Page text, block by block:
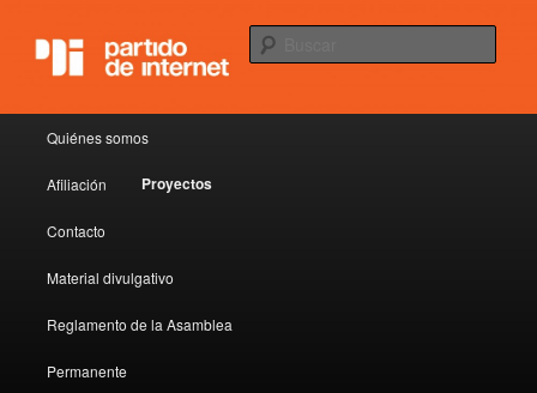
Partido de internet
Ir al contenido principal
Ir al contenido secundario
Quiénes somos
Afiliación Proyectos
Contacto
Material divulgativo
Reglamento de la Asamblea
Permanente